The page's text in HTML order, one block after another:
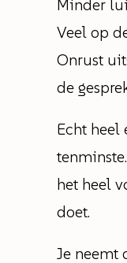
Minder
Veel op
Onrust
de
Echt heel
het heel
doet.
Je neemt